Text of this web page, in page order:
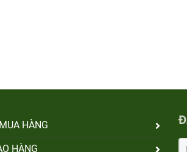
HÀNG
HÀNG